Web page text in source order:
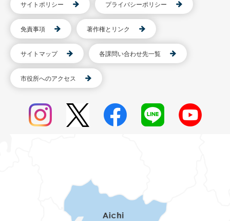
サイトポリシー プライバシーポリシー
免責事項 著作権とリンク
サイトマップ 各課問い合わせ先一覧
市役所へのアクセス